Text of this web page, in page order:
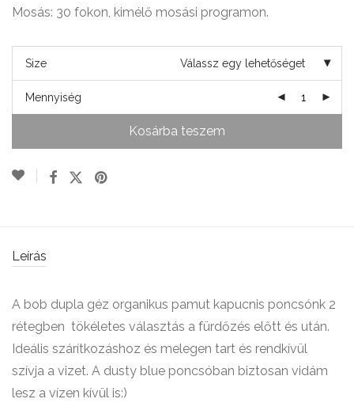
Mosás: 30 fokon, kimélő mosási programon.
Size Válassz egy lehetőséget
Mennyiség
Kosárba teszem
Leírás
A bob dupla géz organikus pamut kapucnis poncsónk 2
rétegben tökéletes választás a fürdőzés előtt és után.
Ideális szárítkozáshoz és melegen tart és rendkívül
szívja a vizet. A dusty blue poncsóban biztosan vidám
lesz a vízen kívül is:)